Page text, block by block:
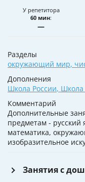
У репетитора
60 мин:
—
Разделы
окружающий мир,
Дополнения
Школа России, Школа
Комментарий
Дополнительные
предметам - русский
математика,
изобразительное
Занятия с